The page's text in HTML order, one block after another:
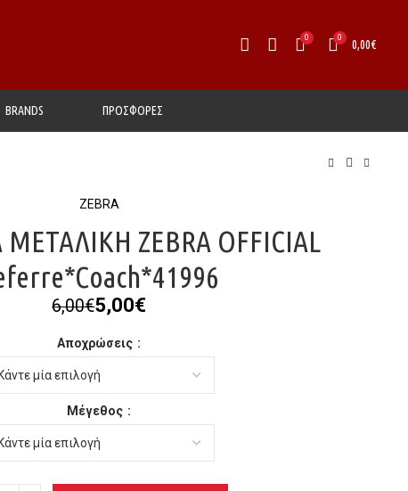
0 0 0,00€
BRANDS ΠΡΟΣΦΟΡΕΣ
ZEBRA
ΜΕΤΑΛΙΚΗ ΖΕΒRA OFFICIAL
6,00€Original
was:
6,00€.
5,00€
τιμή
είναι:
5,00€.
Αποχρώσεις
Μέγεθος